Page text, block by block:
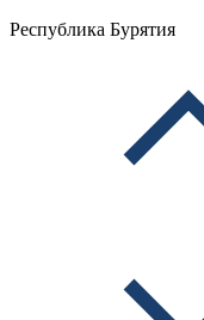
Республика Бурятия